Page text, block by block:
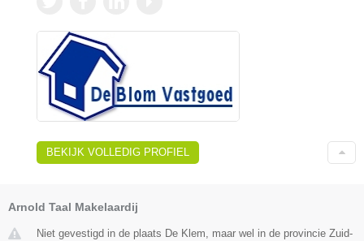
BEKIJK VOLLEDIG PROFIEL
Arnold Taal Makelaardij
Niet gevestigd in de plaats De Klem, maar wel in de provincie Zuid-